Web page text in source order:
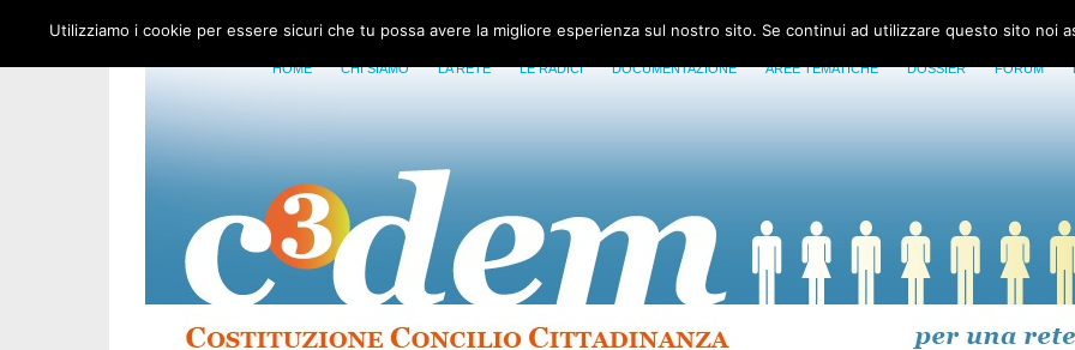
HOME CHI SIAMO LA RETE LE RADICI DOCUMENTAZIONE AREE TEMATICHE DOSSIER FORUM
Utilizziamo i cookie per essere sicuri che tu possa avere la migliore esperienza sul nostro sito. Se continui ad utilizzare questo sito noi